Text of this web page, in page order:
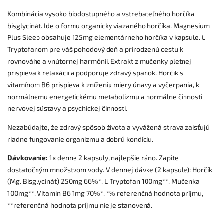
Kombinácia vysoko biodostupného a vstrebateľného horčíka
bisglycinát. Ide o formu organicky viazaného horčíka. Magnesium
Plus Sleep obsahuje 125mg elementárneho horčíka v kapsule. L-
Tryptofanom pre váš pohodový deň a prirodzenú cestu k
rovnováhe a vnútornej harmónii. Extrakt z mučenky pletnej
prispieva k relaxácii a podporuje zdravý spánok. Horčík s
vitamínom B6 prispieva k zníženiu miery únavy a vyčerpania, k
normálnemu energetickému metabolizmu a normálne činnosti
nervovej sústavy a psychickej činnosti.
Nezabúdajte, že zdravý spôsob života a vyvážená strava zaisťujú
riadne fungovanie organizmu a dobrú kondíciu.
Dávkovanie: 1x denne 2 kapsuly, najlepšie ráno. Zapite
dostatočným množstvom vody. V dennej dávke (2 kapsule): Horčík
(Mg. Bisglycinát) 250mg 66%*, L-Tryptofan 100mg**, Mučenka
100mg**, Vitamin B6 1mg 70%*, *% referenčná hodnota príjmu,
**referenčná hodnota príjmu nie je stanovená.